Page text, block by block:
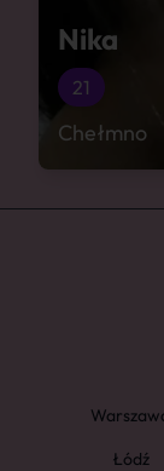
Nika
21
Chełmno
Łódź